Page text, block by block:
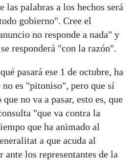
las palabras a los hechos será
gobierno". Cree el
no responde a nada" y
responderá "con la razón".
pasará ese 1 de octubre, ha
no es "pitoniso", pero que sí
no va a pasar, esto es, que
"que va contra la
que ha animado al
a que acuda al
ante los representantes de la